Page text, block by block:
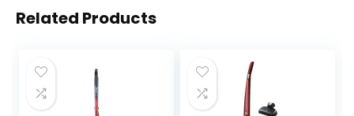
Related Products